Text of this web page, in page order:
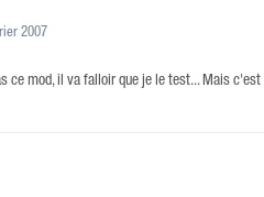
2007
ce mod, il va falloir que je le test... Mais c'est